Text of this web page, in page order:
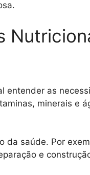
entender as
minerais e
da saúde. Por
e